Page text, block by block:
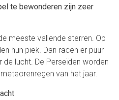
te bewonderen zijn zeer
meeste vallende sterren. Op
hun piek. Dan racen er puur
lucht. De Perseïden worden
van het jaar.